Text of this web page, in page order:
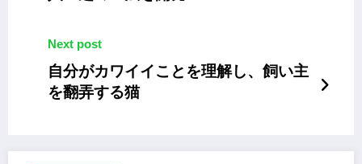
Next post
自分がカワイイことを理解し、飼い主
を翻弄する猫